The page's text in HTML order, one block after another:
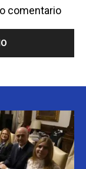
comentario